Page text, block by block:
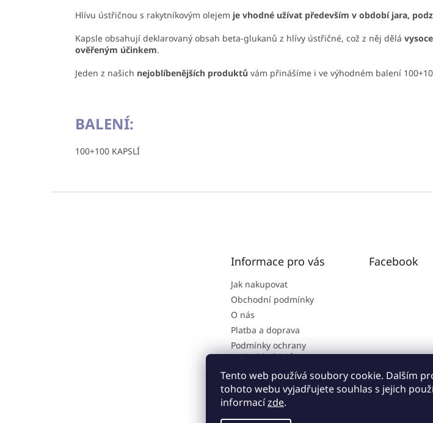
Tento web používá soubory cookie. Dalším
tohoto webu vyjadřujete souhlas s jejich
informacízde.
Hlívu ústřičnou s rakytníkovým olejem je vhodné užívat především v období jara,
Kapsle obsahují deklarovaný obsah beta-glukanů z hlívy ústřičné, což z něj dělá
ověřeným účinkem.
Jeden z našich nejoblíbenějších produktů vám přinášíme i ve výhodném balení
BALENÍ:
100+100 KAPSLÍ
Informace pro vás
Jak nakupovat
Obchodní podmínky
O nás
Platba a doprava
Podmínky ochrany
osobních údajů
Reklamační řád
Facebook